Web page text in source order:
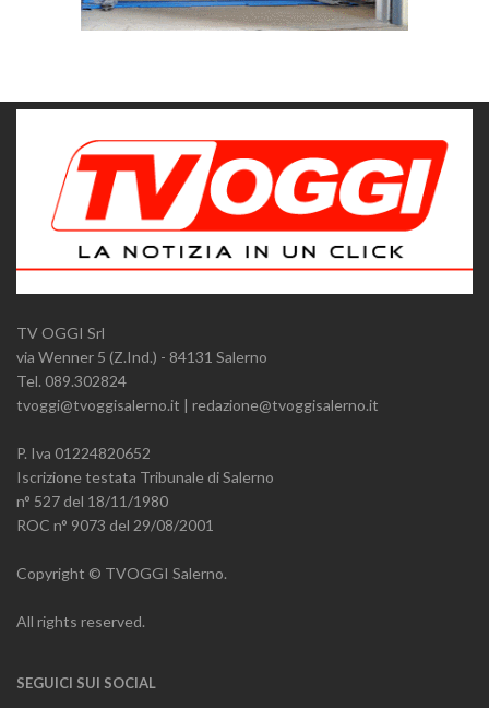
TV OGGI Srl
via Wenner 5 (Z.Ind.) - 84131 Salerno
Tel. 089.302824
tvoggi@tvoggisalerno.it | redazione@tvoggisalerno.it
P. Iva 01224820652
Iscrizione testata Tribunale di Salerno
n° 527 del 18/11/1980
ROC n° 9073 del 29/08/2001
Copyright © TVOGGI Salerno.
All rights reserved.
SEGUICI SUI SOCIAL